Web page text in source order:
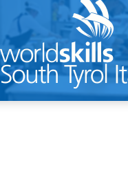
/competizioni/competizione-
provinciale